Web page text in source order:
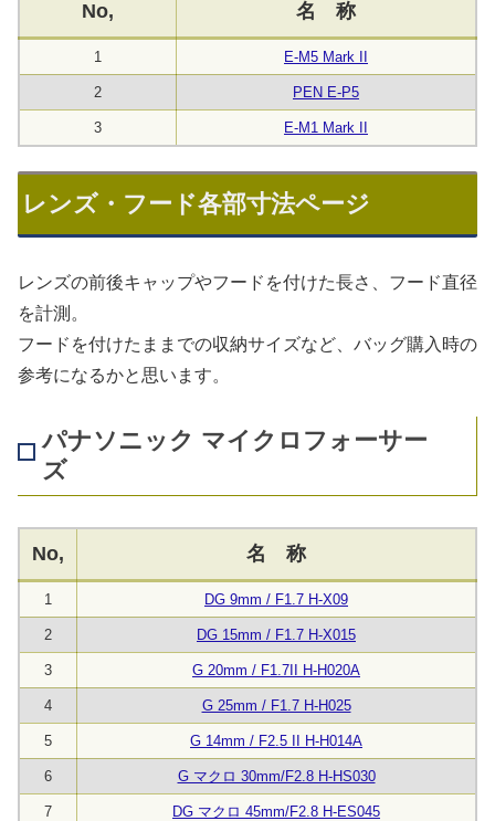
No, 名 称
1 E-M5 Mark II
2 PEN E-P5
3 E-M1 Mark II
レンズ・フード各部寸法ページ
レンズの前後キャップやフードを付けた長さ、フード直径
を計測。
フードを付けたままでの収納サイズなど、バッグ購入時の
参考になるかと思います。
パナソニック マイクロフォーサー
ズ
No, 名 称
1 DG 9mm / F1.7 H-X09
2 DG 15mm / F1.7 H-X015
3 G 20mm / F1.7II H-H020A
4 G 25mm / F1.7 H-H025
5 G 14mm / F2.5 II H-H014A
6 G マクロ 30mm/F2.8 H-HS030
7 DG マクロ 45mm/F2.8 H-ES045